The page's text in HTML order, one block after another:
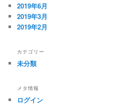
2019年6月
2019年3月
2019年2月
カテゴリー
未分類
メタ情報
ログイン